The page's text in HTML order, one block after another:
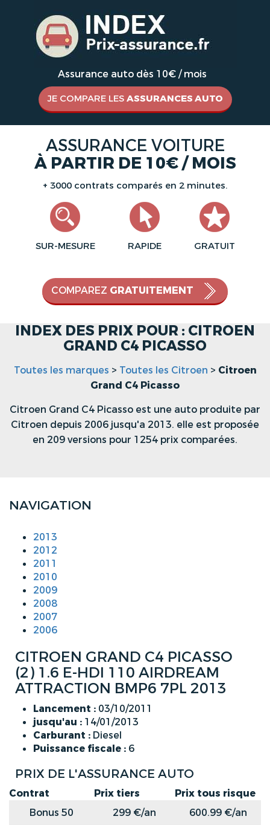
Assurance auto dès 10€ / mois
JE COMPARE LES ASSURANCES AUTO
ASSURANCE VOITURE
À PARTIR DE 10€ / MOIS
+ 3000 contrats comparés en 2 minutes.
SUR-MESURE RAPIDE GRATUIT
COMPAREZ GRATUITEMENT
INDEX DES PRIX POUR : CITROEN
GRAND C4 PICASSO
Toutes les marques > Toutes les Citroen > Citroen
Grand C4 Picasso
Citroen Grand C4 Picasso est une auto produite par
Citroen depuis 2006 jusqu'a 2013. elle est proposée
en 209 versions pour 1254 prix comparées.
NAVIGATION
2013
2012
2011
2010
2009
2008
2007
2006
CITROEN GRAND C4 PICASSO
(2) 1.6 E-HDI 110 AIRDREAM
ATTRACTION BMP6 7PL 2013
Lancement : 03/10/2011
jusqu'au : 14/01/2013
Carburant : Diesel
Puissance fiscale : 6
PRIX DE L'ASSURANCE AUTO
Contrat Prix tiers
Prix tous risque
Bonus 50
299 €/an
600.99 €/an